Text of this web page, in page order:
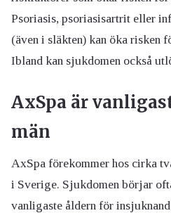
Psoriasis, psoriasisartrit eller
(även i släkten) kan öka risken
Ibland kan sjukdomen också
AxSpa är
män
AxSpa förekommer hos cirka
i Sverige. Sjukdomen börjar
vanligaste åldern för